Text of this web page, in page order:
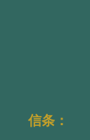
信条：